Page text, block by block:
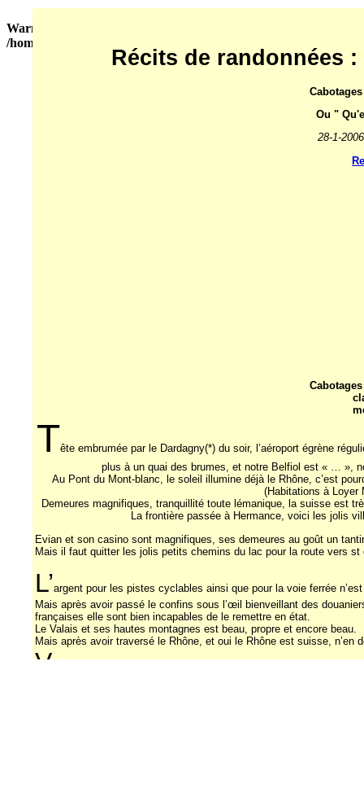
Warning
/home/clients/75d7904b9029882550a1d97163ff96e8/sites/
Récits de randonnées
Ou "
28-1-
Tête embrumée par le Dardagny(*) du soir, l’aéroport égrène
plus à un quai des brumes, et notre Belfiol est « … »,
Au Pont du Mont-blanc, le soleil illumine déjà le Rhône, c’est
(Habitations à Loyer
Demeures magnifiques, tranquillité toute lémanique, la suisse est
La frontière passée à Hermance, voici les jolis
Evian et son casino sont magnifiques, ses demeures au goût un
Mais il faut quitter les jolis petits chemins du lac pour la route vers
L’argent pour les pistes cyclables ainsi que pour la voie ferrée
Mais après avoir passé le confins sous l’œil bienveillant des
françaises elle sont bien incapables de le remettre en état.
Le Valais et ses hautes montagnes est beau, propre et encore beau.
Mais après avoir traversé le Rhône, et oui le Rhône est suisse,
V